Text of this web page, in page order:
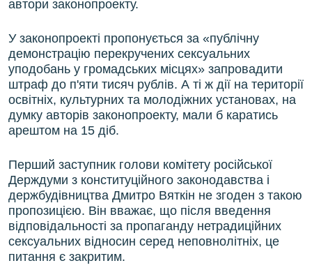
автори законопроекту.
У законопроекті пропонується за «публічну
демонстрацію перекручених сексуальних
уподобань у громадських місцях» запровадити
штраф до п'яти тисяч рублів. А ті ж дії на території
освітніх, культурних та молодіжних установах, на
думку авторів законопроекту, мали б каратись
арештом на 15 діб.
Перший заступник голови комітету російської
Держдуми з конституційного законодавства і
держбудівництва Дмитро Вяткін не згоден з такою
пропозицією. Він вважає, що після введення
відповідальності за пропаганду нетрадиційних
сексуальних відносин серед неповнолітніх, це
питання є закритим.